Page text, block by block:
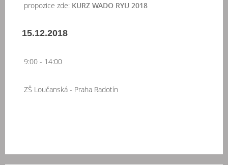
propozice zde: KURZ WADO RYU 2018
15.12.2018
9:00 - 14:00
ZŠ Loučanská - Praha Radotín